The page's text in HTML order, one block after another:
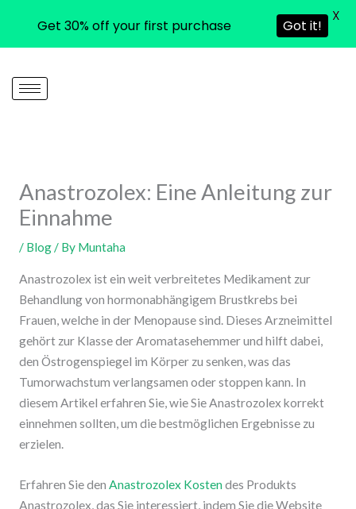
content
Anastrozolex: Eine Anleitung zur
Einnahme
/ Blog/ By Muntaha
Anastrozolex ist ein weit verbreitetes Medikament zur
Behandlung von hormonabhängigem Brustkrebs bei
Frauen, welche in der Menopause sind. Dieses Arzneimittel
gehört zur Klasse der Aromatasehemmer und hilft dabei,
den Östrogenspiegel im Körper zu senken, was das
Tumorwachstum verlangsamen oder stoppen kann. In
diesem Artikel erfahren Sie, wie Sie Anastrozolex korrekt
einnehmen sollten, um die bestmöglichen Ergebnisse zu
erzielen.
Erfahren Sie den Anastrozolex Kostendes Produkts
Anastrozolex, das Sie interessiert, indem Sie die Website
Get 30% off your first purchase Got it!
X